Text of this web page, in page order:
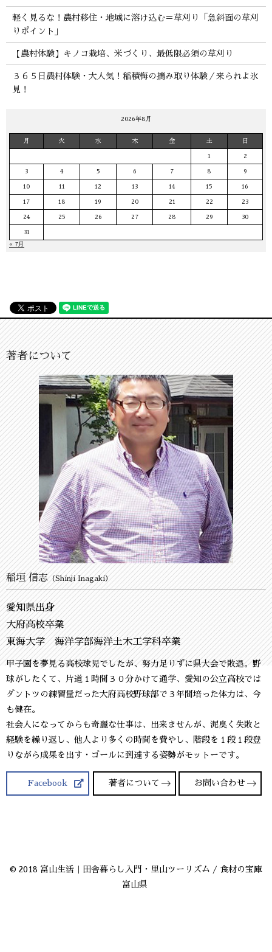
軽く見るな！農村移住・地域に溶け込む＝草刈り「急斜面の草刈
りポイント」
【農村体験】キノコ栽培、米づくり、最低限必須の草刈り
３６５日農村体験・大人気！稲積梅の摘み取り体験／来られよ氷
見！
2026年8月
月 火 水 木 金 土 日
1 2
3 4 5 6 7 8 9
10 11 12 13 14 15 16
17 18 19 20 21 22 23
24 25 26 27 28 29 30
31
« 7月
著者について
稲垣 信志（Shinji Inagaki）
愛知県出身
大府高校卒業
東海大学 海洋学部海洋土木工学科卒業
甲子園を夢見る高校球児でしたが、努力足りずに県大会で敗退。野
球がしたくて、片道１時間３０分かけて通学、愛知の公立高校では
ダントツの練習量だった大府高校野球部で３年間培った体力は、今
も健在。
社会人になってからも奇麗な仕事は、出来ませんが、泥臭く失敗と
経験を繰り返し、他人より多くの時間を費やし、階段を１段１段登
りながら成果を出す・ゴールに到達する姿勢がモットーです。
Facebook 著者について お問い合わせ
© 2018 富山生活｜田舎暮らし入門・里山ツーリズム / 食材の宝庫
富山県